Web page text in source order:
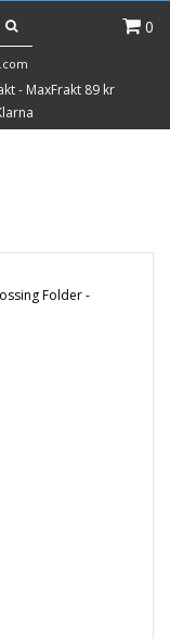
0
- MaxFrakt 89 kr
Folder -